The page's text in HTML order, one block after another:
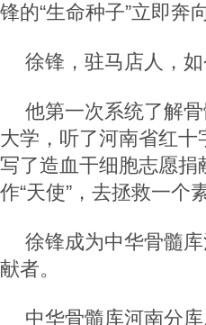
锋的“生命种子”立即奔
徐锋，驻马店人，如
他第一次系统了解
大学，听了河南省红
写了造血干细胞志愿
作“天使”，去拯救一个
徐锋成为中华骨髓
献者。
中华骨髓库河南分